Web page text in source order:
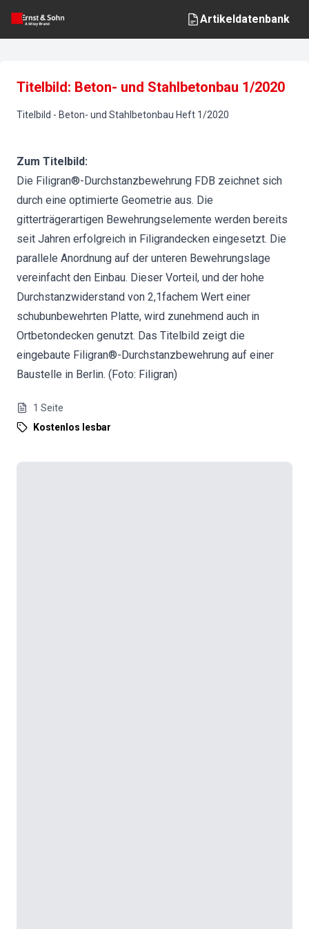
Artikeldatenbank
Titelbild: Beton- und Stahlbetonbau 1/2020
Titelbild - Beton- und Stahlbetonbau Heft 1/2020
Zum Titelbild:
Die Filigran®-Durchstanzbewehrung FDB zeichnet sich
durch eine optimierte Geometrie aus. Die
gitterträgerartigen Bewehrungselemente werden bereits
seit Jahren erfolgreich in Filigrandecken eingesetzt. Die
parallele Anordnung auf der unteren Bewehrungslage
vereinfacht den Einbau. Dieser Vorteil, und der hohe
Durchstanzwiderstand von 2,1fachem Wert einer
schubunbewehrten Platte, wird zunehmend auch in
Ortbetondecken genutzt. Das Titelbild zeigt die
eingebaute Filigran®-Durchstanzbewehrung auf einer
Baustelle in Berlin. (Foto: Filigran)
1 Seite
Kostenlos lesbar